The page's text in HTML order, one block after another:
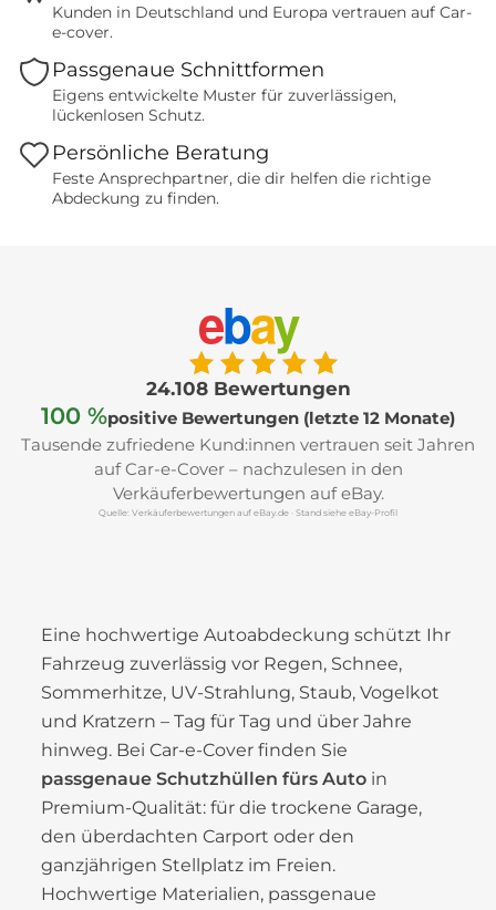
Kunden in Deutschland und Europa vertrauen auf Car-
e-cover.
Passgenaue Schnittformen
Eigens entwickelte Muster für zuverlässigen,
lückenlosen Schutz.
Persönliche Beratung
Feste Ansprechpartner, die dir helfen die richtige
Abdeckung zu finden.
ebay
24.108 Bewertungen
100 %positive Bewertungen (letzte 12 Monate)
Tausende zufriedene Kund:innen vertrauen seit Jahren
auf Car-e-Cover – nachzulesen in den
Verkäuferbewertungen auf eBay.
Quelle: Verkäuferbewertungen auf eBay.de · Stand siehe eBay-Profil
Eine hochwertige Autoabdeckung schützt Ihr
Fahrzeug zuverlässig vor Regen, Schnee,
Sommerhitze, UV-Strahlung, Staub, Vogelkot
und Kratzern – Tag für Tag und über Jahre
hinweg. Bei Car-e-Cover finden Sie
passgenaue Schutzhüllen fürs Auto in
Premium-Qualität: für die trockene Garage,
den überdachten Carport oder den
ganzjährigen Stellplatz im Freien.
Hochwertige Materialien, passgenaue